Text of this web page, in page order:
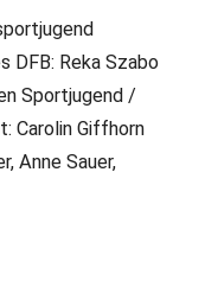
DFB: Reka Szabo
Sportjugend /
Carolin Giffhorn
Anne Sauer,